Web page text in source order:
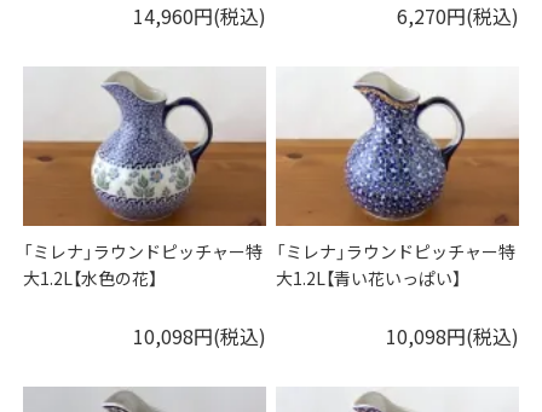
14,960円(税込) 6,270円(税込)
「ミレナ」ラウンドピッチャー特
大1.2L【水色の花】
10,098円(税込)
「ミレナ」ラウンドピッチャー特
大1.2L【青い花いっぱい】
10,098円(税込)